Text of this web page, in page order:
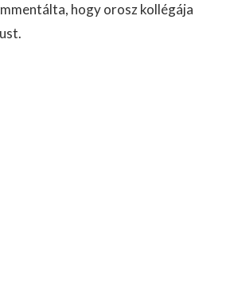
hogy orosz kollégája